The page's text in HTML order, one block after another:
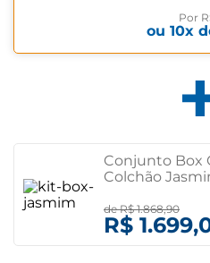
Por
ou10x
Conjunto Box
Colchão
deR$ 1.868,90
R$